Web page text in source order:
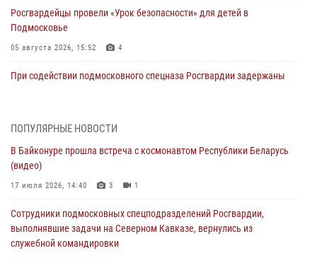
Росгвардейцы провели «Урок безопасности» для детей в
Подмосковье
05 августа 2026, 15:52 4
При содействии подмосковного спецназа Росгвардии задержаны
05 августа 2026, 15:48 1
Сотрудники спецподразделения подмосковного главка Росгвардии
отработали навыки огневой подготовки на комплексных учениях
04 августа 2026, 12:21
За прошедший месяц росгвардейцы 7386 раз выезжали по
сигналам «Тревога» с охраняемых объектов в Подмосковье
04 августа 2026, 12:15
ПОПУЛЯРНЫЕ НОВОСТИ
В Байконуре прошла встреча с космонавтом Республики Беларусь
(видео)
17 июля 2026, 14:40 3 1
Сотрудники подмосковных спецподразделений Росгвардии,
выполнявшие задачи на Северном Кавказе, вернулись из
служебной командировки